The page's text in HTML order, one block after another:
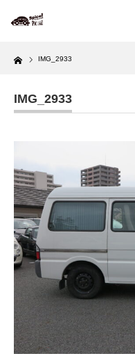
Home IMG_2933
IMG_2933